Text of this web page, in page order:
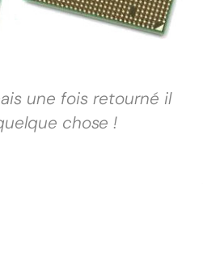
une fois retourné il
chose !